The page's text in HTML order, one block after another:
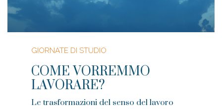
GIORNATE DI STUDIO
COME VORREMMO
LAVORARE?
Le trasformazioni del senso del lavoro